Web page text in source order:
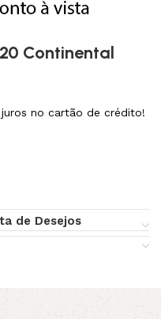
Continental
no cartão de crédito!
de Desejos